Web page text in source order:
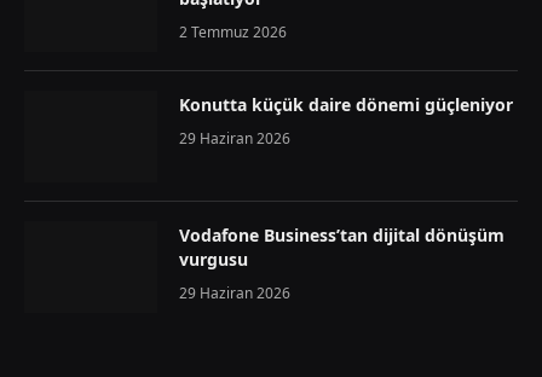
2 Temmuz 2026
Konutta küçük daire dönemi güçleniyor
29 Haziran 2026
Vodafone Business’tan dijital dönüşüm
vurgusu
29 Haziran 2026